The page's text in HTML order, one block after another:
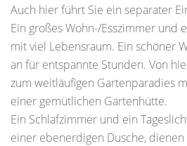
Auch hier führt Sie ein separater
Ein großes Wohn-/Esszimmer und
mit viel Lebensraum. Ein schöner
an für entspannte Stunden. Von
zum weitläufigen Gartenparadies
einer gemütlichen Gartenhütte.
Ein Schlafzimmer und ein
einer ebenerdigen Dusche,